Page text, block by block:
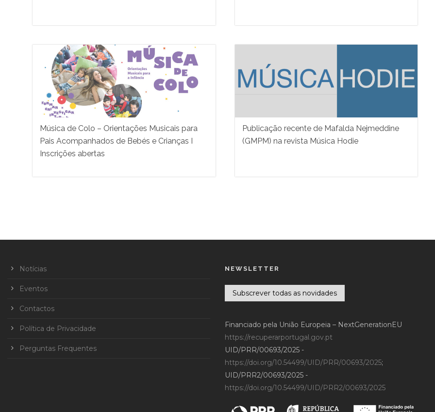
Música de Colo – Orientações Musicais para
Pais Acompanhados de Bebés e Crianças I
Inscrições abertas
Publicação recente de Mafalda Nejmeddine
(GMPM) na revista Música Hodie
Notícias
Eventos
Contactos
Política de Privacidade
Perguntas Frequentes
NEWSLETTER
Subscrever todas as novidades
Financiado pela União Europeia – NextGenerationEU
https://recuperarportugal.gov.pt
UID/PRR/00693/2025 -
https://doi.org/10.54499/UID/PRR/00693/2025;
UID/PRR2/00693/2025 -
https://doi.org/10.54499/UID/PRR2/00693/2025